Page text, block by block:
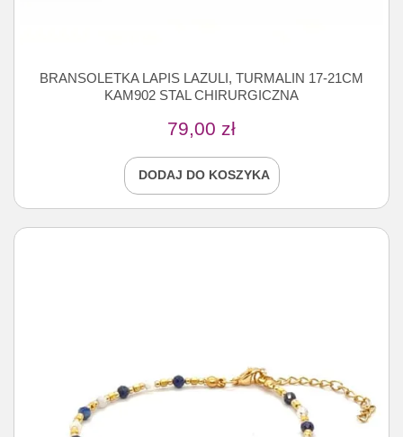
BRANSOLETKA LAPIS LAZULI, TURMALIN 17-21CM
KAM902 STAL CHIRURGICZNA
79,00 zł
DODAJ DO KOSZYKA